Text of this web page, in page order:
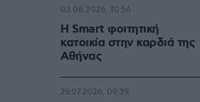
Η Smart φοιτητική
κατοικία στην καρδιά της
Αθήνας
03.08.2026, 10:56
29.07.2026, 09:39